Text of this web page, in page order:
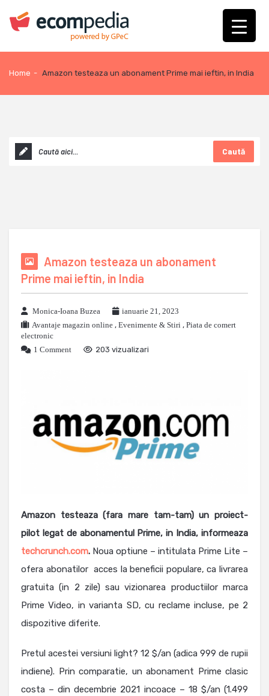
Home - Amazon testeaza un abonament Prime mai ieftin, in India
Caută
Amazon testeaza un abonament
Prime mai ieftin, in India
Monica-Ioana Buzea
ianuarie 21, 2023
Avantaje magazin online , Evenimente & Stiri , Piata de comert
electronic
1 Comment
203 vizualizari
Amazon testeaza (fara mare tam-tam) un proiect-
pilot legat de abonamentul Prime, in India, informeaza
techcrunch.com. Noua optiune – intitulata Prime Lite –
ofera abonatilor acces la beneficii populare, ca livrarea
gratuita (in 2 zile) sau vizionarea productiilor marca
Prime Video, in varianta SD, cu reclame incluse, pe 2
dispozitive diferite.
Pretul acestei versiuni light? 12 $/an (adica 999 de rupii
indiene). Prin comparatie, un abonament Prime clasic
costa – din decembrie 2021 incoace – 18 $/an (1.499